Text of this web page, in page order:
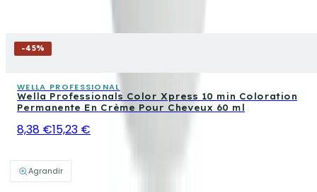
Agrandir
-45%
WELLA PROFESSIONAL
Wella Professionals Color Xpress 10 min Coloration
Permanente En Crème Pour Cheveux 60 ml
8,38 €15,23 €